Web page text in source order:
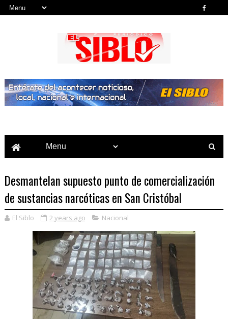
Desmantelan supuesto punto de comercialización
de sustancias narcóticas en San Cristóbal
El Siblo 2 years ago Nacional